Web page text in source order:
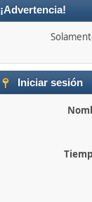
¡Advertencia!
Iniciar sesión